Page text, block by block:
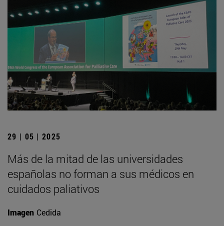
29 | 05 | 2025
Más de la mitad de las universidades
españolas no forman a sus médicos en
cuidados paliativos
Imagen Cedida